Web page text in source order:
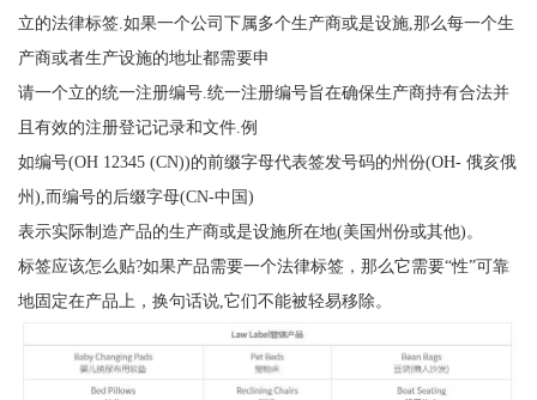
立的法律标签.如果一个公司下属多个生产商或是设施,那么每一个生
产商或者生产设施的地址都需要申
请一个立的统一注册编号.统一注册编号旨在确保生产商持有合法并
且有效的注册登记记录和文件.例
如编号(OH 12345 (CN))的前缀字母代表签发号码的州份(OH- 俄亥俄
州),而编号的后缀字母(CN-中国)
表示实际制造产品的生产商或是设施所在地(美国州份或其他)。
标签应该怎么贴?如果产品需要一个法律标签，那么它需要“性”可靠
地固定在产品上，换句话说,它们不能被轻易移除。